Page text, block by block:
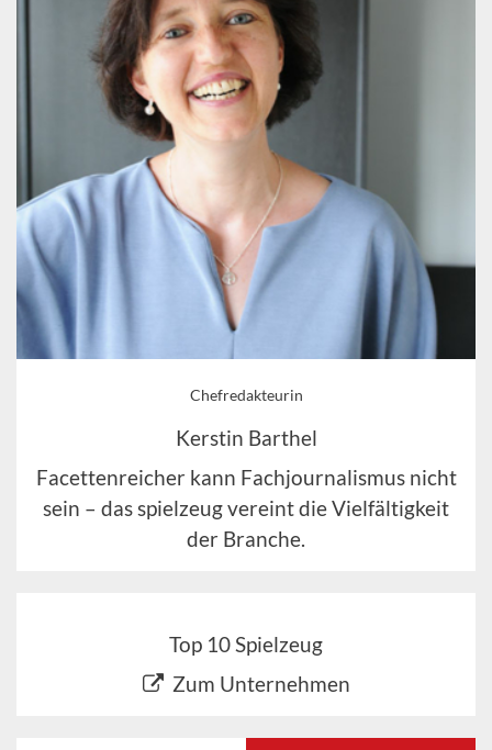
Chefredakteurin
Kerstin Barthel
Facettenreicher kann Fachjournalismus nicht
sein – das spielzeug vereint die Vielfältigkeit
der Branche.
Top 10 Spielzeug
Zum Unternehmen